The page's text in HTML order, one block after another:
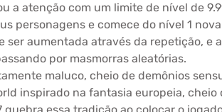
a atenção com um limite de nível de
personagens e comece do nível 1
aumentada através da repetição, e
por masmorras aleatórias.
maluco, cheio de demônios
inspirado na fantasia europeia, cheio